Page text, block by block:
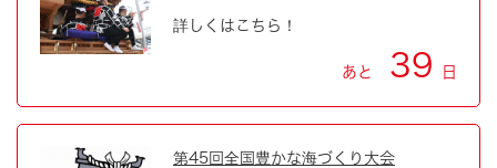
詳しくはこちら！
あと 39 日
第45回全国豊かな海づくり大会